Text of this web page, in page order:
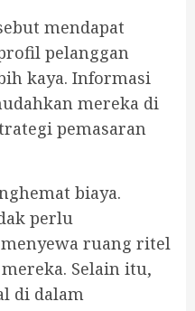
mendapat
pelanggan
kaya. Informasi
mereka di
pemasaran
biaya.
perlu
ruang ritel
Selain itu,
di dalam